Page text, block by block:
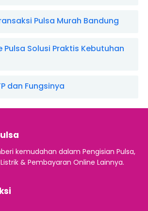
Pulsa Murah Bandung
Pulsa Solusi Praktis Kebutuhan
dan Fungsinya
kemudahan dalam Pengisian Pulsa,
& Pembayaran Online Lainnya.